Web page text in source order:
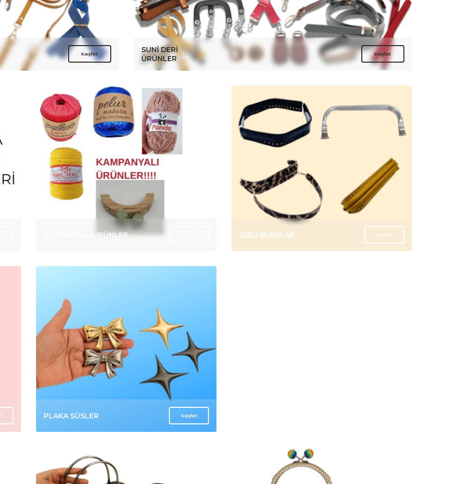
ÇANTA KLİPSLERİ CÜZDAN KLİPSLERİ
Keşfet MİLANO RAFYALAR
SİZİN İÇİN SEÇTİKLERİMİZ
Son Görüntülenenler İlginizi Çekebilecek ürünler